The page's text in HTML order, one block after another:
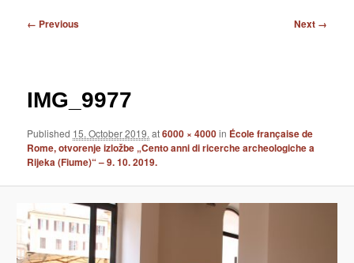
Image
← Previous Next →
IMG_9977
Published 15. October 2019. at6000 × 4000in École française de
Rome, otvorenje izložbe „Cento anni di ricerche archeologiche a
Rijeka (Fiume)“ – 9. 10. 2019.